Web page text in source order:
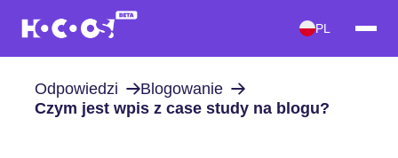
PL
Odpowiedzi
Blogowanie
Czym jest wpis z case study na blogu?